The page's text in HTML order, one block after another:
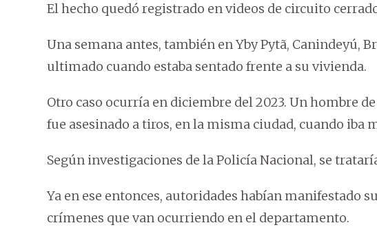
El hecho quedó registrado en videos de circuito
Una semana antes, también en Yby Pytã, Canindeyú,
ultimado cuando estaba sentado frente a su vivienda.
Otro caso ocurría en diciembre del 2023. Un hombre
fue asesinado a tiros, en la misma ciudad, cuando iba
Según investigaciones de la Policía Nacional, se
Ya en ese entonces, autoridades habían manifestado
crímenes que van ocurriendo en el departamento.